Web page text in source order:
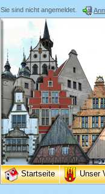
Sie sind nicht angemeldet.
Startseite Unser